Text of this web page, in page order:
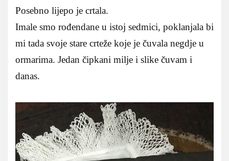
Posebno lijepo je crtala.
Imale smo rođendane u istoj sedmici, poklanjala bi
mi tada svoje stare crteže koje je čuvala negdje u
ormarima. Jedan čipkani milje i slike čuvam i
danas.